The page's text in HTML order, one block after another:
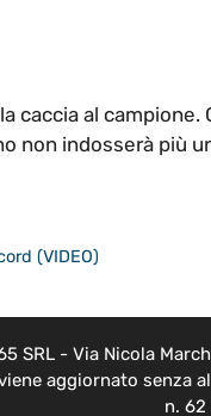
caccia al campione.
non indosserà più
(VIDEO)
SRL - Via Nicola
aggiornato
n. 62